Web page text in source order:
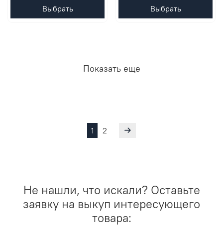
Выбрать Выбрать
Показать еще
1 2
Не нашли, что искали? Оставьте
заявку на выкуп интересующего
товара: